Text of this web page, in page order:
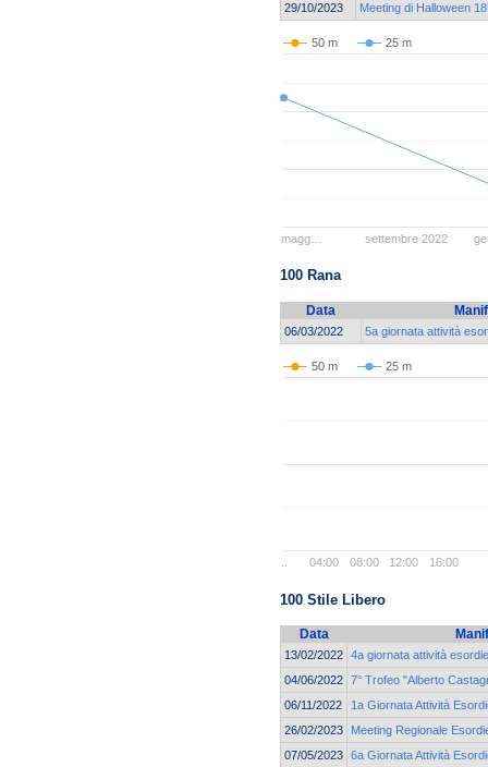
29/10/2023 Meeting di Halloween
50 m 25 m
magg… settembre 2022
100 Rana
Data
06/03/2022 5a giornata attività
50 m 25 m
04:00 08:00 12:00 16:00
100 Stile Libero
Data
13/02/2022 4a giornata attività
04/06/2022 7° Trofeo "Alberto
06/11/2022
1a Giornata Attività
26/02/2023
Meeting Regionale
07/05/2023 6a Giornata Attività